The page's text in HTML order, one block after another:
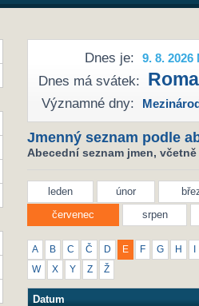
Dnes je: 9. 8. 2026
Dnes má svátek:
Významné dny:
Jmenný seznam podle
Abecední seznam jmen,
leden únor
červenec
srpen
A B C Č D E F G H
W X Y Z Ž
Datum